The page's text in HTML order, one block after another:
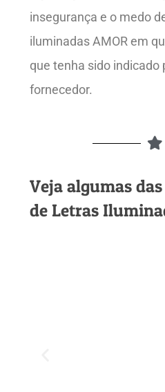
insegurança e o medo
iluminadas AMOR em
que tenha sido indicado
fornecedor.
Veja algumas
de Letras